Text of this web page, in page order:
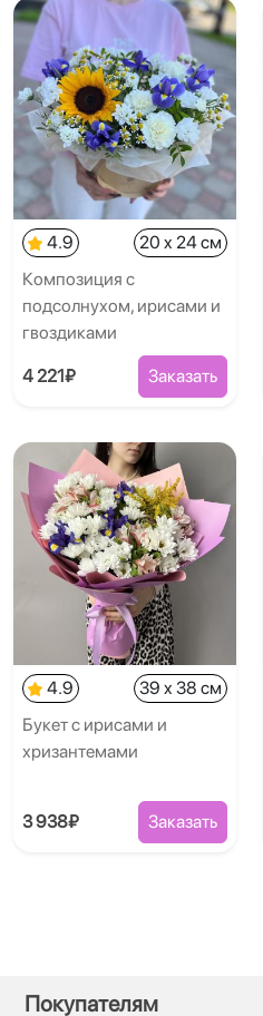
4.9
20 x 24 см
Композиция с
подсолнухом, ирисами и
гвоздиками
4 221₽ Заказать
4.9
39 x 38 см
Букет с ирисами и
хризантемами
3 938₽ Заказать
Покупателям